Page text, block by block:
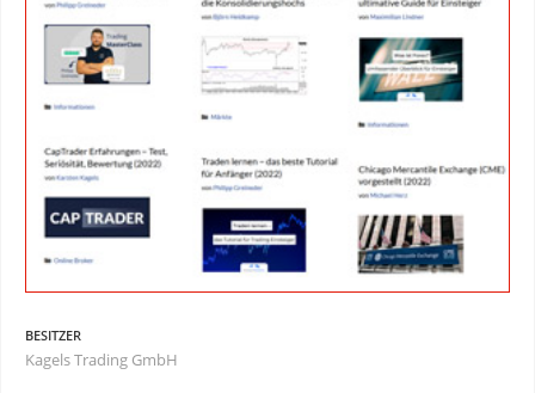
BESITZER
Kagels Trading GmbH